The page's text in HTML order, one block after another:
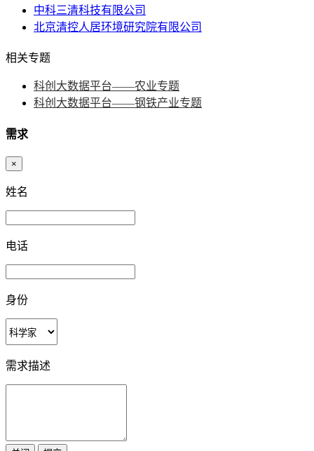
中科三清科技有限公司
北京清控人居环境研究院有限公司
相关专题
科创大数据平台——农业专题
科创大数据平台——钢铁产业专题
需求
×
姓名
电话
身份
需求描述